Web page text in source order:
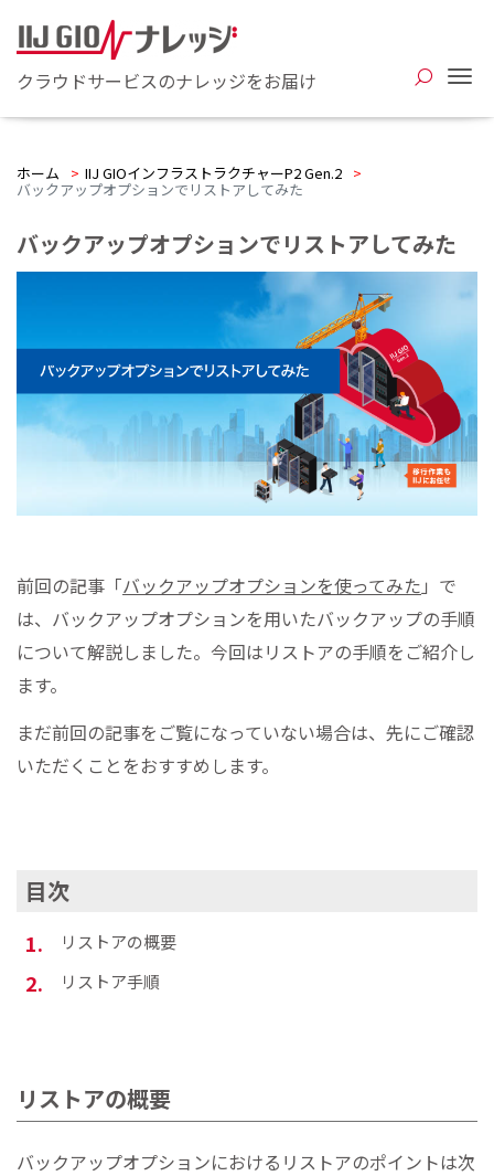
クラウドサービスのナレッジをお届け
ホーム > IIJ GIOインフラストラクチャーP2 Gen.2 >
バックアップオプションでリストアしてみた
バックアップオプションでリストアしてみた
前回の記事「バックアップオプションを使ってみた 」で
は、バックアップオプションを用いたバックアップの手順
について解説しました。今回はリストアの手順をご紹介し
ます。
まだ前回の記事をご覧になっていない場合は、先にご確認
いただくことをおすすめします。
目次
リストアの概要
リストア手順
リストアの概要
バックアップオプションにおけるリストアのポイントは次